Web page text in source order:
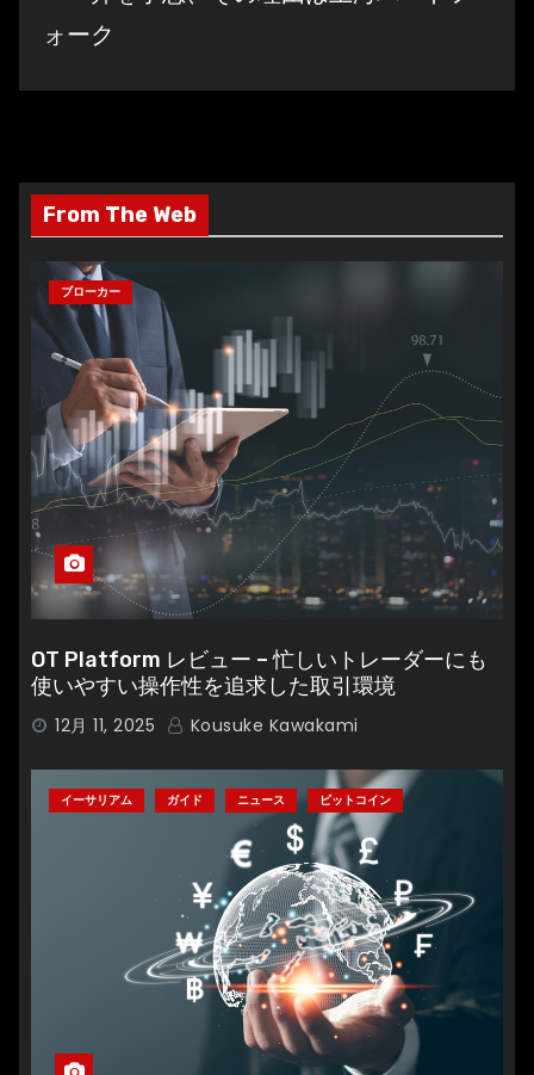
ォーク
From The Web
ブローカー
OT Platform レビュー – 忙しいトレーダーにも
使いやすい操作性を追求した取引環境
12月 11, 2025 Kousuke Kawakami
イーサリアム ガイド ニュース ビットコイン